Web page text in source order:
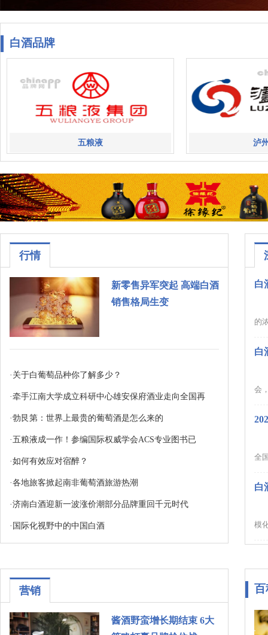
白酒品牌
五粮液 泸
行情
新零售异军突起 高端白酒
销售格局生变
· 关于白葡萄品种你了解多少？
·牵手江南大学成立科研中心雄安保府酒业走向全国再
·勃艮第：世界上最贵的葡萄酒是怎么来的
·五粮液成一作！参编国际权威学会ACS专业图书已
·如何有效应对宿醉？
·各地旅客掀起南非葡萄酒旅游热潮
·济南白酒迎新一波涨价潮部分品牌重回千元时代
· 国际化视野中的中国白酒
白
的
白
会
全
白
模
营销
酱酒野蛮增长期结束 6大
百